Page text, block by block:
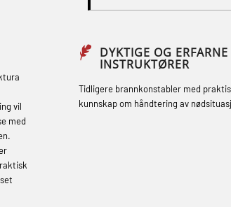
Adaptive E-
pustelunge
STCW
vil
med
DYKTIGE OG ERFARNE
INSTRUKTØRER
Tidligere brannkonstabler med
kunnskap om håndtering av